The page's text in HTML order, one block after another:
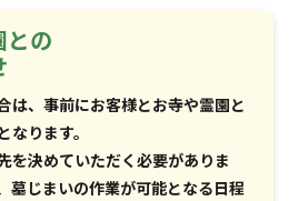
との
は、事前にお客様とお寺や霊園と
ります。
を決めていただく必要がありま
墓じまいの作業が可能となる日程